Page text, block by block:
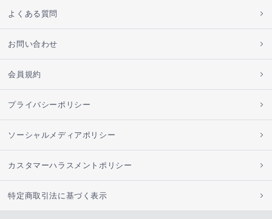
よくある質問
お問い合わせ
会員規約
プライバシーポリシー
ソーシャルメディアポリシー
カスタマーハラスメントポリシー
特定商取引法に基づく表示